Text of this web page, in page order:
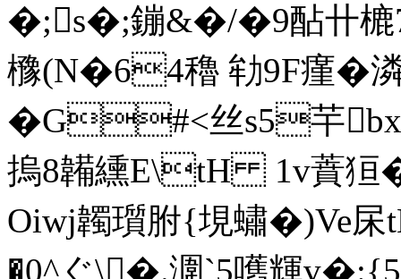
�;s�;鏰&�/�9酟卄樚
櫲(N�64穭 劺9F瘽�
� G#<丝s5芉bx
摀8韛纁E\tH 1v蕡狟
Oiwj韣瓆胕{垷蟰�)Ve
�0^ぐ\�.潿`5嚿輝